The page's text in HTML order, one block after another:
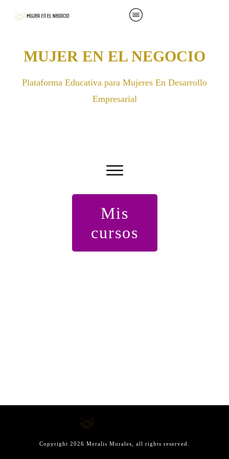
MUJER EN EL NEGOCIO
Plataforma Educativa para Mujeres En Desarrollo
Empresarial
Mis
cursos
Copyright 2026 Meralis Morales , all rights reserved.